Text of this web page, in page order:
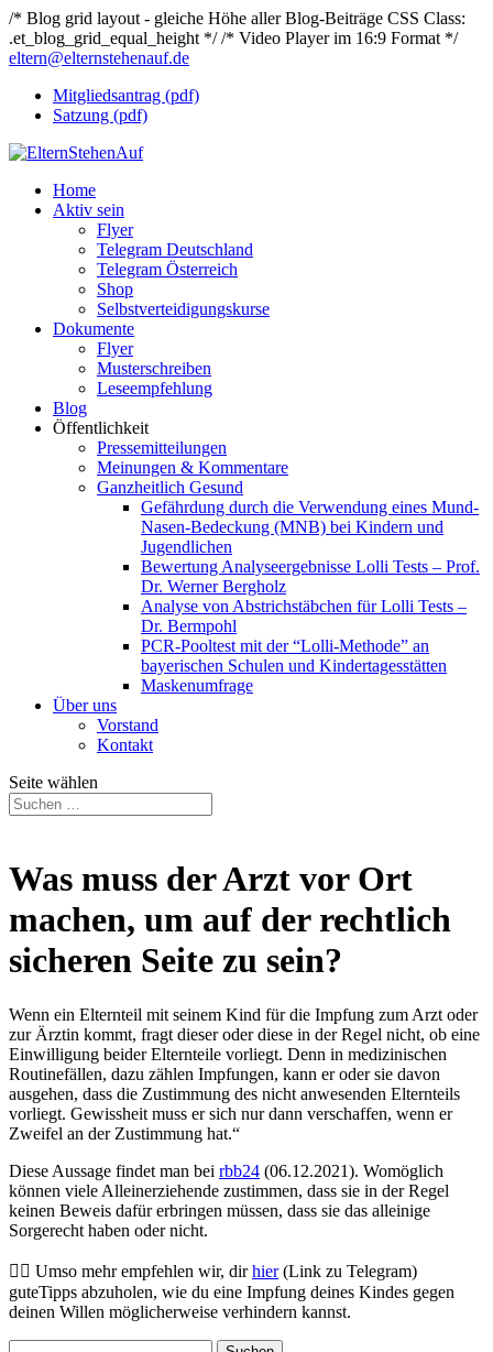
/* Blog grid layout - gleiche Höhe aller Blog-Beiträge CSS Class:
.et_blog_grid_equal_height *//* Video Player im 16:9 Format */
eltern@elternstehenauf.de
Mitgliedsantrag (pdf)
Satzung (pdf)
Home
Aktiv sein
Flyer
Telegram Deutschland
Telegram Österreich
Shop
Selbstverteidigungskurse
Dokumente
Flyer
Musterschreiben
Leseempfehlung
Blog
Öffentlichkeit
Pressemitteilungen
Meinungen & Kommentare
Ganzheitlich Gesund
Gefährdung durch die Verwendung eines Mund-
Nasen-Bedeckung (MNB) bei Kindern und
Jugendlichen
Bewertung Analyseergebnisse Lolli Tests – Prof.
Dr. Werner Bergholz
Analyse von Abstrichstäbchen für Lolli Tests –
Dr. Bermpohl
PCR-Pooltest mit der “Lolli-Methode” an
bayerischen Schulen und Kindertagesstätten
Maskenumfrage
Über uns
Vorstand
Kontakt
Seite wählen
Was muss der Arzt vor Ort
machen, um auf der rechtlich
sicheren Seite zu sein?
Wenn ein Elternteil mit seinem Kind für die Impfung zum Arzt oder
zur Ärztin kommt, fragt dieser oder diese in der Regel nicht, ob eine
Einwilligung beider Elternteile vorliegt. Denn in medizinischen
Routinefällen, dazu zählen Impfungen, kann er oder sie davon
ausgehen, dass die Zustimmung des nicht anwesenden Elternteils
vorliegt. Gewissheit muss er sich nur dann verschaffen, wenn er
Zweifel an der Zustimmung hat.“
Diese Aussage findet man bei rbb24 (06.12.2021). Womöglich
können viele Alleinerziehende zustimmen, dass sie in der Regel
keinen Beweis dafür erbringen müssen, dass sie das alleinige
Sorgerecht haben oder nicht.
👉🏻 Umso mehr empfehlen wir, dirhier(Link zu Telegram)
guteTipps abzuholen, wie du eine Impfung deines Kindes gegen
deinen Willen möglicherweise verhindern kannst.